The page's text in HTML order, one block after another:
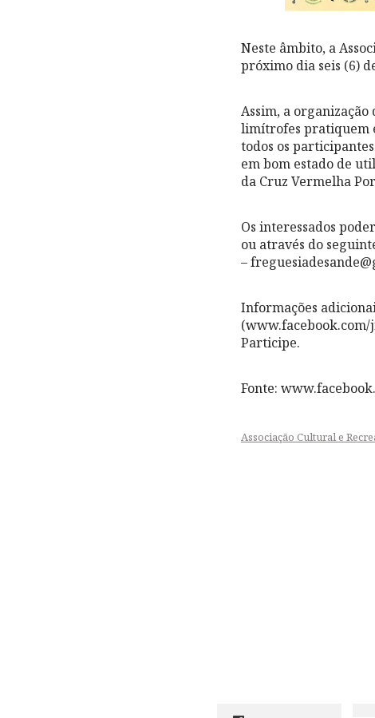
Neste âmbito, a
próximo dia seis (6)
Assim, a
limítrofes pratiquem
todos os
em bom estado de
da Cruz Vermelha
Os interessados
ou através do
–
Informações
(www.facebook.com/
Participe.
Fonte:
Associação Cultural e